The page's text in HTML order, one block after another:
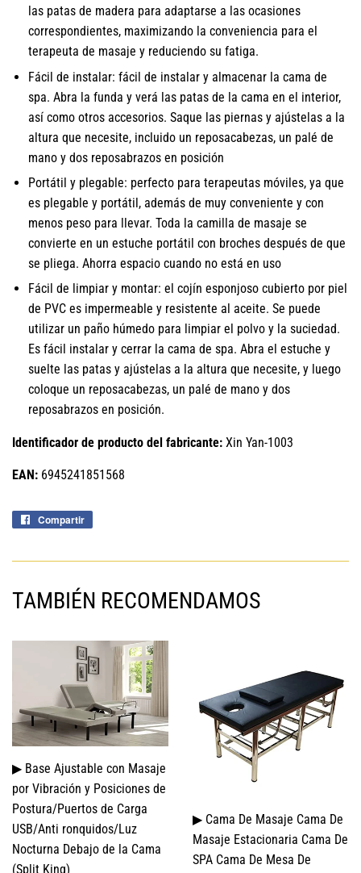
las patas de madera para adaptarse a las ocasiones
correspondientes, maximizando la conveniencia para el
terapeuta de masaje y reduciendo su fatiga.
Fácil de instalar: fácil de instalar y almacenar la cama de
spa. Abra la funda y verá las patas de la cama en el interior,
así como otros accesorios. Saque las piernas y ajústelas a la
altura que necesite, incluido un reposacabezas, un palé de
mano y dos reposabrazos en posición
Portátil y plegable: perfecto para terapeutas móviles, ya que
es plegable y portátil, además de muy conveniente y con
menos peso para llevar. Toda la camilla de masaje se
convierte en un estuche portátil con broches después de que
se pliega. Ahorra espacio cuando no está en uso
Fácil de limpiar y montar: el cojín esponjoso cubierto por piel
de PVC es impermeable y resistente al aceite. Se puede
utilizar un paño húmedo para limpiar el polvo y la suciedad.
Es fácil instalar y cerrar la cama de spa. Abra el estuche y
suelte las patas y ajústelas a la altura que necesite, y luego
coloque un reposacabezas, un palé de mano y dos
reposabrazos en posición.
Identificador de producto del fabricante: Xin Yan-1003
EAN: 6945241851568
Compartir
TAMBIÉN RECOMENDAMOS
▶ Base Ajustable con Masaje
por Vibración y Posiciones de
Postura/Puertos de Carga
USB/Anti ronquidos/Luz
Nocturna Debajo de la Cama
(Split King)
▶ Cama De Masaje Cama De
Masaje Estacionaria Cama De
SPA Cama De Mesa De